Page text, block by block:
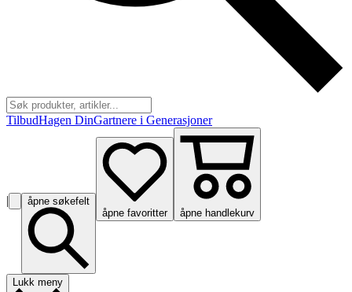
TilbudHagen DinGartnere i Generasjoner
|
åpne søkefelt
åpne favoritter
åpne handlekurv
Lukk meny